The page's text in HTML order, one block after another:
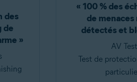
des
de
»
« 100 % des
de menaces
détectés et
AV Test
Test de